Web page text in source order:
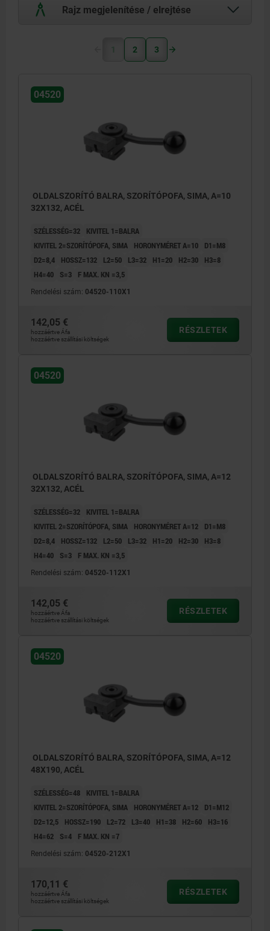
Rajz megjelenítése / elrejtése
1 2 3
04520
OLDALSZORÍTÓ BALRA, SZORÍTÓPOFA, SIMA, A=10
32X132, ACÉL
SZÉLESSÉG=32
KIVITEL 1=BALRA
KIVITEL 2=SZORÍTÓPOFA, SIMA
HORONYMÉRET A=10
D1=M8
D2=8,4
HOSSZ=132 L2=50 L3=32 H1=20 H2=30
H3=8
H4=40
S=3 F MAX. KN =3,5
Rendelési szám: 04520-110X1
142,05 €
hozzáértve Áfa
hozzáértve szállítási költségek
RÉSZLETEK
04520
OLDALSZORÍTÓ BALRA, SZORÍTÓPOFA, SIMA, A=12
32X132, ACÉL
SZÉLESSÉG=32
KIVITEL 1=BALRA
KIVITEL 2=SZORÍTÓPOFA, SIMA
HORONYMÉRET A=12
D1=M8
D2=8,4
HOSSZ=132 L2=50 L3=32 H1=20 H2=30
H3=8
H4=40
S=3 F MAX. KN =3,5
Rendelési szám: 04520-112X1
142,05 €
hozzáértve Áfa
hozzáértve szállítási költségek
RÉSZLETEK
04520
OLDALSZORÍTÓ BALRA, SZORÍTÓPOFA, SIMA, A=12
48X190, ACÉL
SZÉLESSÉG=48
KIVITEL 1=BALRA
KIVITEL 2=SZORÍTÓPOFA, SIMA
HORONYMÉRET A=12
D1=M12
D2=12,5
HOSSZ=190 L2=72 L3=40 H1=38 H2=60
H3=16
H4=62
S=4 F MAX. KN =7
Rendelési szám: 04520-212X1
170,11 €
hozzáértve Áfa
hozzáértve szállítási költségek
RÉSZLETEK